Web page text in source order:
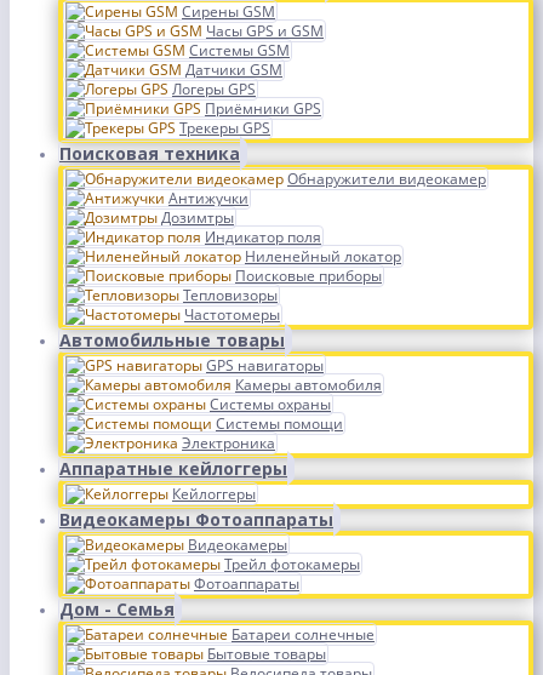
Сирены GSM
Часы GPS и GSM
Системы GSM
Датчики GSM
Логеры GPS
Приёмники GPS
Трекеры GPS
Поисковая техника
Обнаружители видеокамер
Антижучки
Дозимтры
Индикатор поля
Ниленейный локатор
Поисковые приборы
Тепловизоры
Частотомеры
Автомобильные товары
GPS навигаторы
Камеры автомобиля
Системы охраны
Системы помощи
Электроника
Аппаратные кейлоггеры
Кейлоггеры
Видеокамеры Фотоаппараты
Видеокамеры
Трейл фотокамеры
Фотоаппараты
Дом - Семья
Батареи солнечные
Бытовые товары